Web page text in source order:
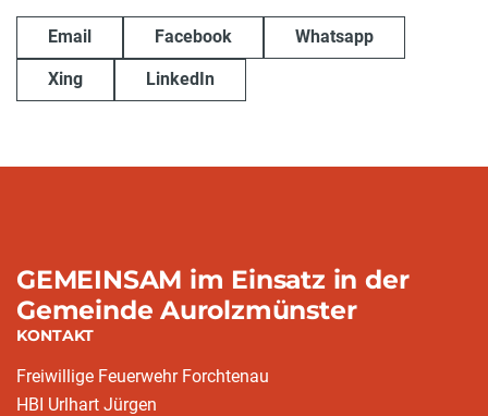
Email Facebook Whatsapp
Xing LinkedIn
GEMEINSAM im Einsatz in der
Gemeinde Aurolzmünster
KONTAKT
Freiwillige Feuerwehr Forchtenau
HBI Urlhart Jürgen